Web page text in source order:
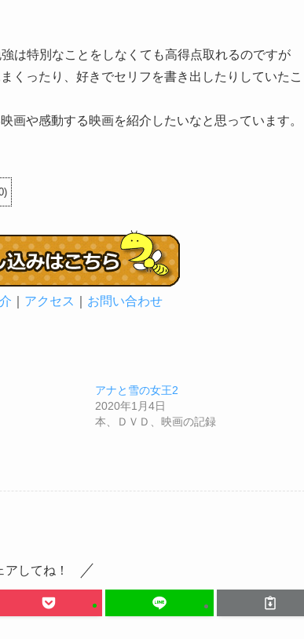
は特別なことをしなくても高得点取れるのですが
くったり、好きでセリフを書き出したりしていたこ
画や感動する映画を紹介したいなと思っています。
)
アクセス お問い合わせ
アナと雪の女王2
2020年1月4日
本、ＤＶＤ、映画の記録
してね！